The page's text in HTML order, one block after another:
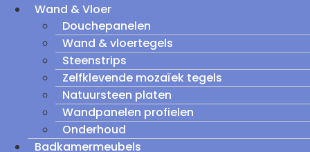
Wand & Vloer
Douchepanelen
Wand & vloertegels
Steenstrips
Zelfklevende mozaïek tegels
Natuursteen platen
Wandpanelen profielen
Onderhoud
Badkamermeubels